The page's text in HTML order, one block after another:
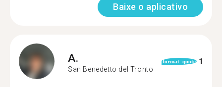
Baixe o aplicativo
A.
San Benedetto del Tronto
format_quote 1